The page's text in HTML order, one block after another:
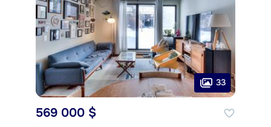
33
569 000 $